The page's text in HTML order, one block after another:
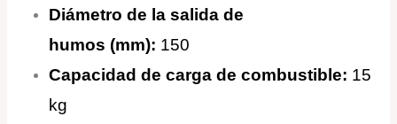
Diámetro de la salida de
humos (mm): 150
Capacidad de carga de combustible: 15
kg